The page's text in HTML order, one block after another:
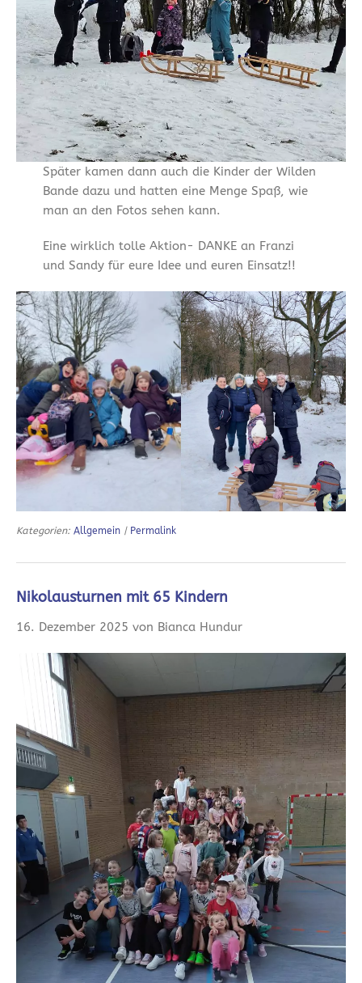
Später kamen dann auch die Kinder der Wilden
Bande dazu und hatten eine Menge Spaß, wie
man an den Fotos sehen kann.
Eine wirklich tolle Aktion- DANKE an Franzi
und Sandy für eure Idee und euren Einsatz!!
Kategorien: Allgemein | Permalink
Nikolausturnen mit 65 Kindern
16. Dezember 2025 von Bianca Hundur